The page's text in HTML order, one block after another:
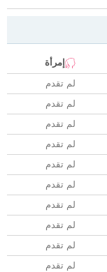
إمرأة
لم تقدم
لم تقدم
لم تقدم
لم تقدم
لم تقدم
لم تقدم
لم تقدم
لم تقدم
لم تقدم
لم تقدم